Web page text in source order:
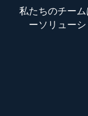
私たちのチー
ーソリュー